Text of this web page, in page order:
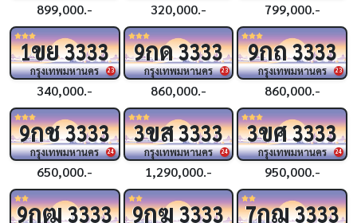
899,000.- 320,000.- 799,000.-
23
1ขย3333
กรุงเทพมหานคร
340,000.-
23
9กด3333
กรุงเทพมหานคร
860,000.-
23
9กถ3333
กรุงเทพมหานคร
860,000.-
24
9กช3333
กรุงเทพมหานคร
650,000.-
24
3ขส3333
กรุงเทพมหานคร
1,290,000.-
24
3ขศ3333
กรุงเทพมหานคร
950,000.-
9กฒ3333 9กฆ3333 7กฌ3333